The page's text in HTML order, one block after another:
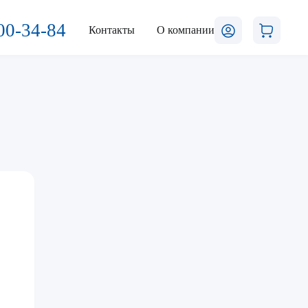
34-84 Контакты О компании